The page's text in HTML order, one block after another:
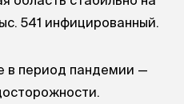
541 инфицированный.
в период пандемии —